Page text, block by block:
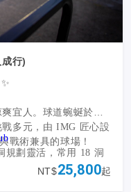
行)
宜人。球道蜿蜒於湖
多元，由 IMG 匠心設
戰術兼具的球場！
規劃靈活，常用 18 洞
碼，沙坑、水障礙安
NT$25,800起